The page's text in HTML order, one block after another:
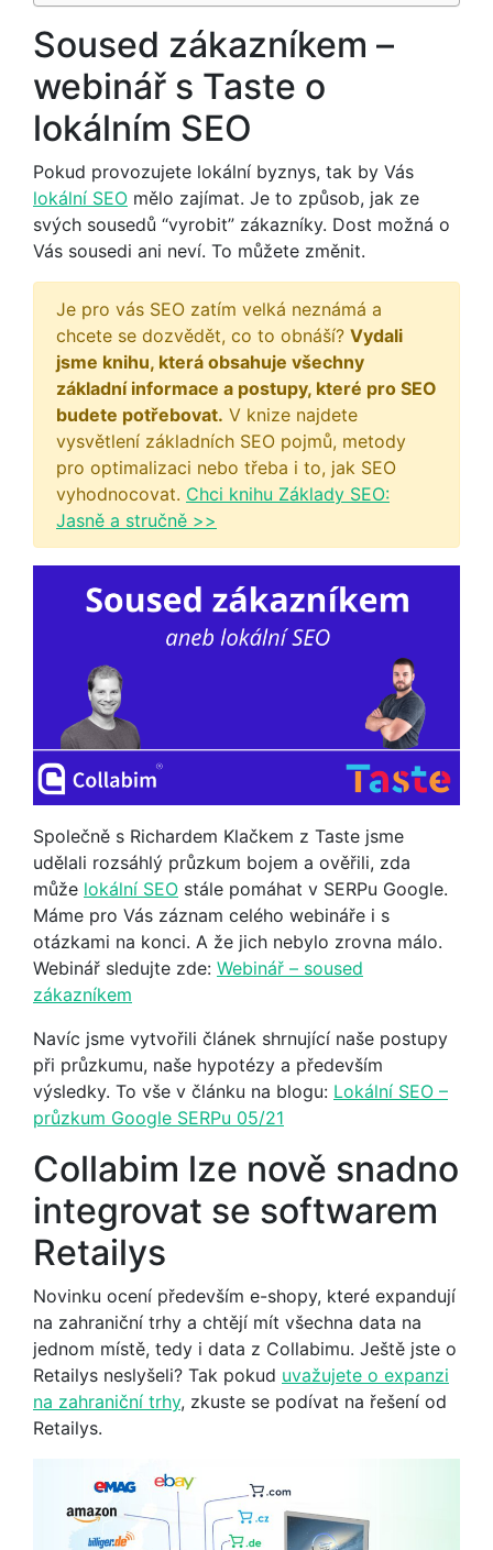
Soused zákazníkem –
webinář s Taste o
lokálním SEO
Pokud provozujete lokální byznys, tak by Vás
lokální SEO mělo zajímat. Je to způsob, jak ze
svých sousedů “vyrobit” zákazníky. Dost možná o
Vás sousedi ani neví. To můžete změnit.
Je pro vás SEO zatím velká neznámá a
chcete se dozvědět, co to obnáší? Vydali
jsme knihu, která obsahuje všechny
základní informace a postupy, které pro SEO
budete potřebovat. V knize najdete
vysvětlení základních SEO pojmů, metody
pro optimalizaci nebo třeba i to, jak SEO
vyhodnocovat. Chci knihu Základy SEO:
Jasně a stručně >>
Společně s Richardem Klačkem z Taste jsme
udělali rozsáhlý průzkum bojem a ověřili, zda
může lokální SEO stále pomáhat v SERPu Google.
Máme pro Vás záznam celého webináře i s
otázkami na konci. A že jich nebylo zrovna málo.
Webinář sledujte zde: Webinář – soused
zákazníkem
Navíc jsme vytvořili článek shrnující naše postupy
při průzkumu, naše hypotézy a především
výsledky. To vše v článku na blogu: Lokální SEO –
průzkum Google SERPu 05/21
Collabim lze nově snadno
integrovat se softwarem
Retailys
Novinku ocení především e-shopy, které expandují
na zahraniční trhy a chtějí mít všechna data na
jednom místě, tedy i data z Collabimu. Ještě jste o
Retailys neslyšeli? Tak pokud uvažujete o expanzi
na zahraniční trhy, zkuste se podívat na řešení od
Retailys.